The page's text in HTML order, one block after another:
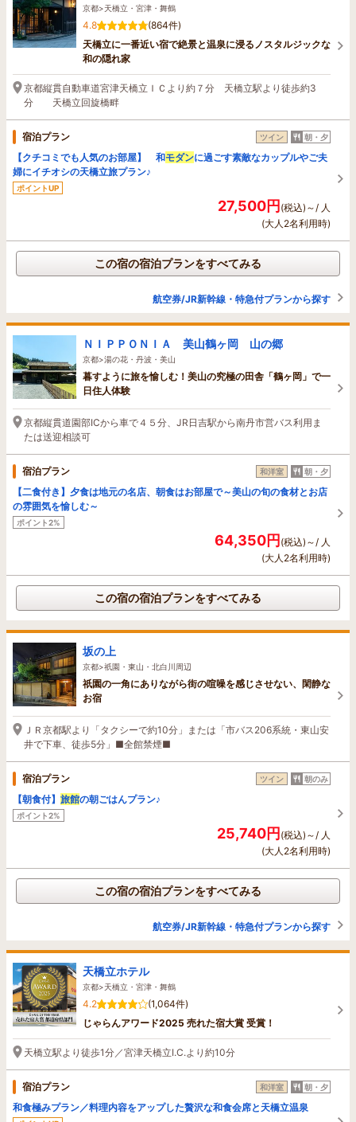
京都>天橋立・宮津・舞鶴
4.8
(864件)
天橋立に一番近い宿で絶景と温泉に浸るノスタルジックな
和の隠れ家
京都縦貫自動車道宮津天橋立ＩＣより約７分 天橋立駅より徒歩約3
分 天橋立回旋橋畔
宿泊プラン ツイン 朝・夕
【クチコミでも人気のお部屋】 和モダンに過ごす素敵なカップルやご夫
婦にイチオシの天橋立旅プラン♪
ポイントUP
27,500円(税込)～/ 人
(大人2名利用時)
この宿の宿泊プランをすべてみる
航空券/JR新幹線・特急付プランから探す
ＮＩＰＰＯＮＩＡ 美山鶴ヶ岡 山の郷
京都>湯の花・丹波・美山
暮すように旅を愉しむ！美山の究極の田舎「鶴ヶ岡」で一
日住人体験
京都縦貫道園部ICから車で４５分、JR日吉駅から南丹市営バス利用ま
たは送迎相談可
宿泊プラン 和洋室 朝・夕
【二食付き】夕食は地元の名店、朝食はお部屋で～美山の旬の食材とお店
の雰囲気を愉しむ～
ポイント2%
64,350円(税込)～/ 人
(大人2名利用時)
この宿の宿泊プランをすべてみる
坂の上
京都>祇園・東山・北白川周辺
祇園の一角にありながら街の喧噪を感じさせない、閑静な
お宿
ＪＲ京都駅より「タクシーで約10分」または「市バス206系統・東山安
井で下車、徒歩5分」■全館禁煙■
宿泊プラン ツイン 朝のみ
【朝食付】 旅館の朝ごはんプラン♪
ポイント2%
25,740円(税込)～/ 人
(大人2名利用時)
この宿の宿泊プランをすべてみる
航空券/JR新幹線・特急付プランから探す
天橋立ホテル
京都>天橋立・宮津・舞鶴
4.2
(1,064件)
じゃらんアワード2025 売れた宿大賞 受賞！
天橋立駅より徒歩1分／宮津天橋立I.C.より約10分
宿泊プラン 和洋室 朝・夕
和食極みプラン／料理内容をアップした贅沢な和食会席と天橋立温泉